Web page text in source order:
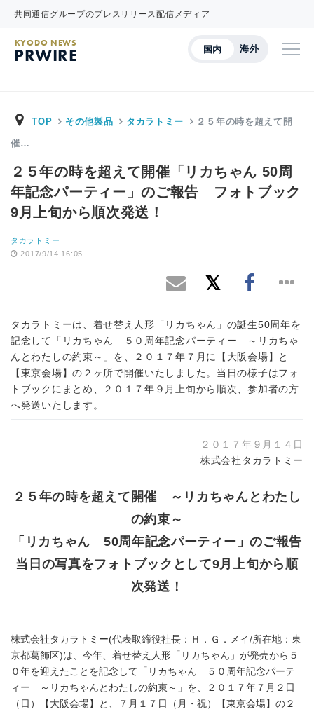
共同通信グループのプレスリリース配信メディア
国内 海外
KYODO NEWS
PRWIRE
TOP その他製品 タカラトミー ２５年の時を超えて開
催…
２５年の時を超えて開催「リカちゃん 50周
年記念パーティー」のご報告 フォトブック
9月上旬から順次発送！
タカラトミー
2017/9/14 16:05
タカラトミーは、着せ替え人形「リカちゃん」の誕生50周年を
記念して「リカちゃん ５０周年記念パーティー ～リカちゃ
んとわたしの約束～」を、２０１７年７月に【大阪会場】と
【東京会場】の２ヶ所で開催いたしました。当日の様子はフォ
トブックにまとめ、２０１７年９月上旬から順次、参加者の方
へ発送いたします。
２０１７年９月１４日
株式会社タカラトミー
２５年の時を超えて開催 ～リカちゃんとわたし
の約束～
「リカちゃん 50周年記念パーティー」のご報告
当日の写真をフォトブックとして9月上旬から順
次発送！
株式会社タカラトミー(代表取締役社長：Ｈ．Ｇ．メイ/所在地：東
京都葛飾区)は、今年、着せ替え人形「リカちゃん」が発売から５
０年を迎えたことを記念して「リカちゃん ５０周年記念パーテ
ィー ～リカちゃんとわたしの約束～」を、２０１７年７月２日
（日）【大阪会場】と、７月１７日（月・祝）【東京会場】の２